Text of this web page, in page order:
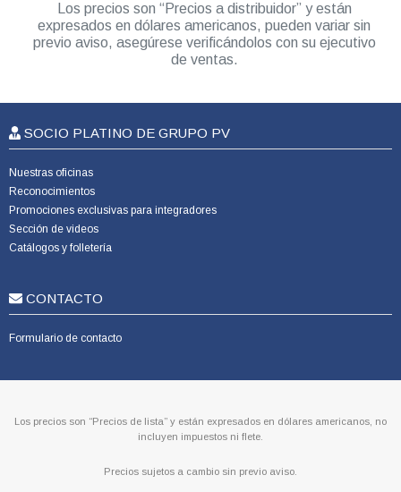
Los precios son “Precios a distribuidor” y están
expresados en dólares americanos, pueden variar sin
previo aviso, asegúrese verificándolos con su ejecutivo
de ventas.
SOCIO PLATINO DE GRUPO PV
Nuestras oficinas
Reconocimientos
Promociones exclusivas para integradores
Sección de videos
Catálogos y folletería
CONTACTO
Formulario de contacto
Los precios son “Precios de lista” y están expresados en dólares americanos, no
incluyen impuestos ni flete.
Precios sujetos a cambio sin previo aviso.